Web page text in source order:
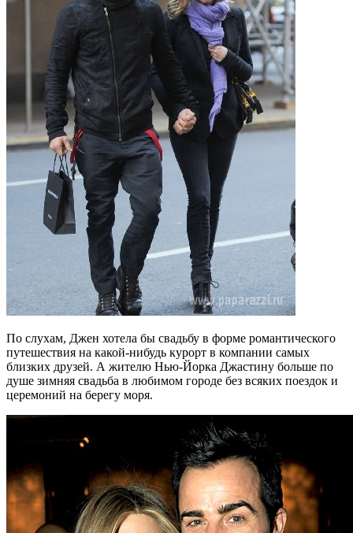
По слухам, Джен хотела бы свадьбу в форме романтического
путешествия на какой-нибудь курорт в компании самых
близких друзей. А жителю Нью-Йорка Джастину больше по
душе зимняя свадьба в любимом городе без всяких поездок и
церемоний на берегу моря.